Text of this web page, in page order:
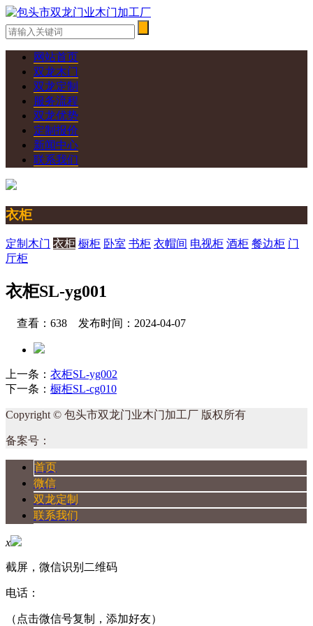
网站首页
双龙木门
双龙定制
服务流程
双龙优势
定制报价
新闻中心
联系我们
衣柜
定制木门 衣柜 橱柜 卧室 书柜 衣帽间 电视柜 酒柜 餐边柜 门
厅柜
衣柜SL-yg001
查看：638 发布时间：2024-04-07
上一条： 衣柜SL-yg002
下一条： 橱柜SL-cg010
Copyright © 包头市双龙门业木门加工厂 版权所有
备案号：
首页
微信
双龙定制
联系我们
x
截屏，微信识别二维码
电话：
（点击微信号复制，添加好友）